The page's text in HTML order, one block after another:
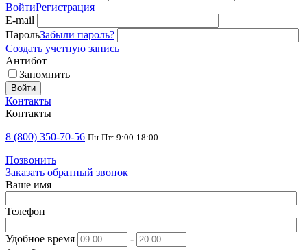
ВойтиРегистрация
E-mail
ПарольЗабыли пароль?
Создать учетную запись
Антибот
Запомнить
Войти
Контакты
Контакты
8 (800) 350-70-56 Пн-Пт: 9:00-18:00
Позвонить
Заказать обратный звонок
Ваше имя
Телефон
Удобное время
-